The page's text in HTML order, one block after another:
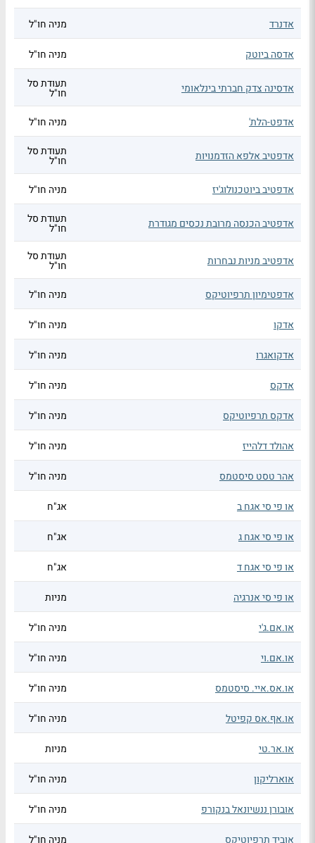
אדנרד מניה חו"ל
אדסה ביוטק מניה חו"ל
אדסינה צדק חברתי בינלאומי תעודת סל
חו"ל
אדפט-הלת'
מניה חו"ל
אדפטיב אלפא הזדמנויות תעודת סל
חו"ל
אדפטיב ביוטכנולוג'יז
מניה חו"ל
אדפטיב הכנסה מרובת נכסים מגודרת תעודת סל
חו"ל
אדפטיב מניות נבחרות תעודת סל
חו"ל
אדפטימיון תרפיוטיקס
מניה חו"ל
אדקו מניה חו"ל
אדקואגרו מניה חו"ל
אדקס מניה חו"ל
אדקס תרפיוטיקס מניה חו"ל
אהולד דלהייז מניה חו"ל
אהר טסט סיסטמס מניה חו"ל
או פי סי אגח ב אג"ח
או פי סי אגח ג אג"ח
או פי סי אגח ד אג"ח
או פי סי אנרגיה מניות
או.אם.ג'י מניה חו"ל
או.אם.וי מניה חו"ל
או.אס.איי. סיסטמס מניה חו"ל
או.אף.אס קפיטל מניה חו"ל
או.אר.טי מניות
אוארליקון מניה חו"ל
אובורן ננשיונאל בנקורפ מניה חו"ל
אוביד תרפיוטיקס מניה חו"ל